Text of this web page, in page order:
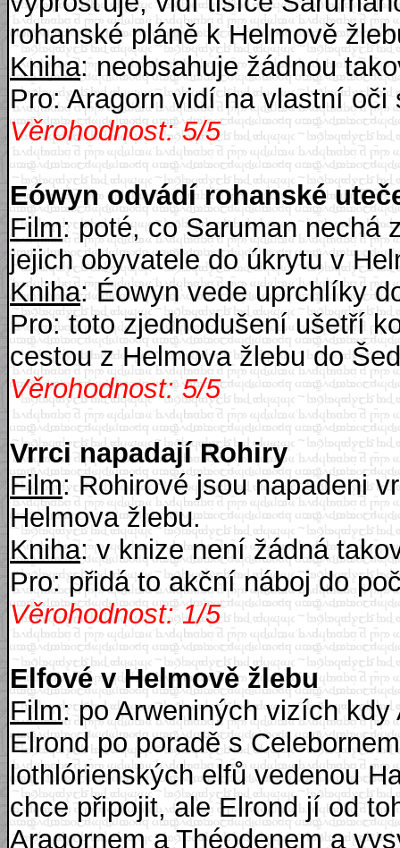
rohanské pláně k Helmově
Kniha: neobsahuje žádnou
Pro: Aragorn vidí na vlastní
Věrohodnost: 5/5
Eówyn odvádí rohanské
Film: poté, co Saruman nechá
jejich obyvatele do úkrytu v
Kniha: Éowyn vede uprchlíky
Pro: toto zjednodušení ušetří
cestou z Helmova žlebu do
Věrohodnost: 5/5
Vrrci napadají Rohiry
Film: Rohirové jsou napadeni
Helmova žlebu.
Kniha: v knize není žádná
Pro: přidá to akční náboj do
Věrohodnost: 1/5
Elfové v Helmově žlebu
Film: po Arweniných vizích
Elrond po poradě s
lothlórienských elfů vedenou
chce připojit, ale Elrond jí od
Aragornem a Théodenem a